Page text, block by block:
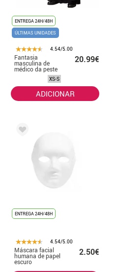
ENTREGA 24H/48H
ÚLTIMAS UNIDADES
4.54/5.00
Fantasia
masculina de
médico da peste
20.99€
XS-S
ADICIONAR
ENTREGA 24H/48H
4.54/5.00
Máscara facial
humana de papel
escuro
2.50€